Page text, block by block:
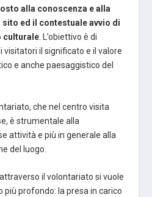
alla conoscenza e alla
ed il contestuale avvio di
culturale. L’obiettivo è di
visitatori il significato e il valore
e anche paesaggistico del
che nel centro visita
è strumentale alla
attività e più in generale alla
del luogo.
il volontariato si vuole
profondo: la presa in carico